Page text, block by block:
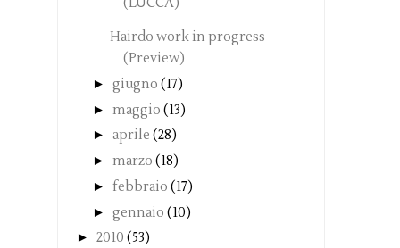
Hairdo work in progress
(Preview)
► giugno (17)
► maggio (13)
► aprile (28)
► marzo (18)
► febbraio (17)
► gennaio (10)
► 2010 (53)